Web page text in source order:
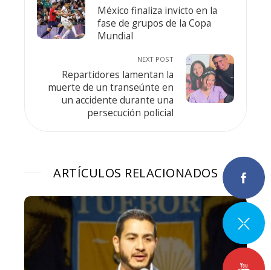
México finaliza invicto en la
fase de grupos de la Copa
Mundial
NEXT POST
Repartidores lamentan la
muerte de un transeúnte en
un accidente durante una
persecución policial
ARTÍCULOS RELACIONADOS